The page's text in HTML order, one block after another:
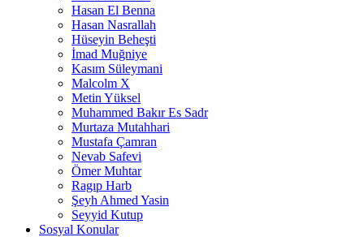
Hasan El Benna
Hasan Nasrallah
Hüseyin Beheşti
İmad Muğniye
Kasım Süleymani
Malcolm X
Metin Yüksel
Muhammed Bakır Es Sadr
Murtaza Mutahhari
Mustafa Çamran
Nevab Safevi
Ömer Muhtar
Ragıp Harb
Şeyh Ahmed Yasin
Seyyid Kutup
Sosyal Konular